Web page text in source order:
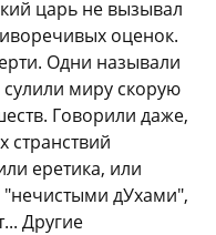
царь не вызывал
оценок.
Одни называли
миру скорую
Говорили даже,
странствий
еретика, или
дУхами",
Другие